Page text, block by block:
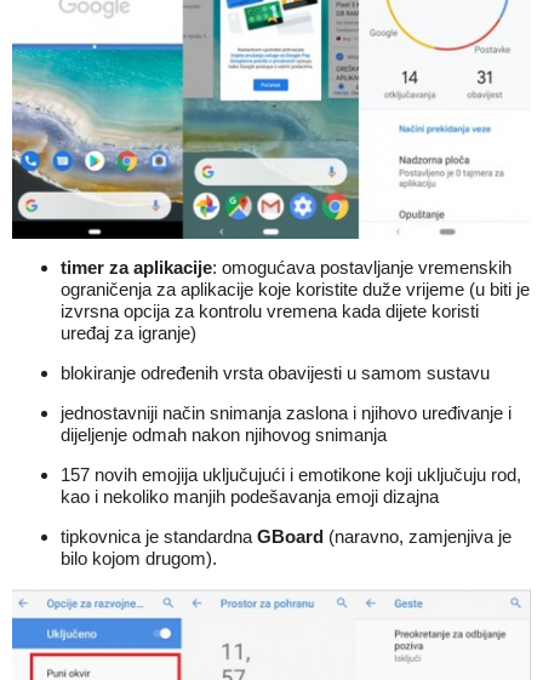
timer za aplikacije: omogućava postavljanje vremenskih
ograničenja za aplikacije koje koristite duže vrijeme (u biti je
izvrsna opcija za kontrolu vremena kada dijete koristi
uređaj za igranje)
blokiranje određenih vrsta obavijesti u samom sustavu
jednostavniji način snimanja zaslona i njihovo uređivanje i
dijeljenje odmah nakon njihovog snimanja
157 novih emojija uključujući i emotikone koji uključuju rod,
kao i nekoliko manjih podešavanja emoji dizajna
tipkovnica je standardna GBoard (naravno, zamjenjiva je
bilo kojom drugom).